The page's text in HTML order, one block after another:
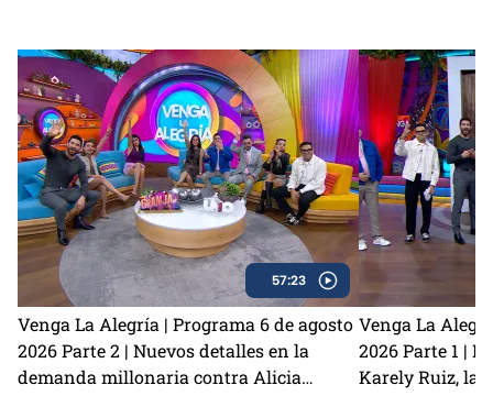
57:23
Venga La Alegría | Programa 6 de agosto
2026 Parte 2 | Nuevos detalles en la
demanda millonaria contra Alicia
Venga La
2026 Parte 1 |
Karely Ruiz, la